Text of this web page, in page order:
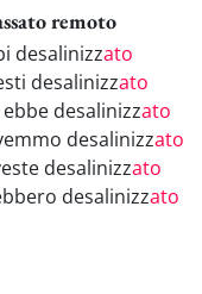
remoto
desalinizzato
desalinizzato
desalinizzato
desalinizzato
desalinizzato
desalinizzato